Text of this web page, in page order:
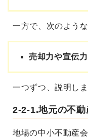
一方で、次のよう
売却力や宣伝
一つずつ、説明しま
2-2-1.地元の不
地場の中小不動産